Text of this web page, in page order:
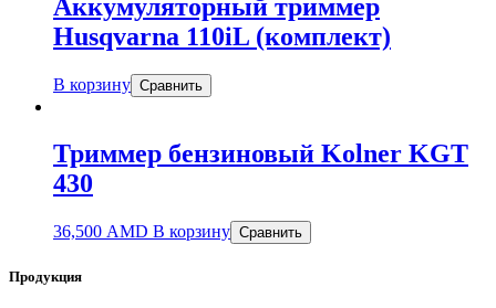
Аккумуляторный триммер
Husqvarna 110iL (комплект)
В корзину Сравнить
Триммер бензиновый Kolner KGT
430
36,500 AMD В корзину Сравнить
Продукция